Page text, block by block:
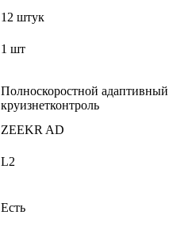
12 штук
1 шт
Полноскоростной адаптивный
круизнетконтроль
ZEEKR AD
L2
Есть